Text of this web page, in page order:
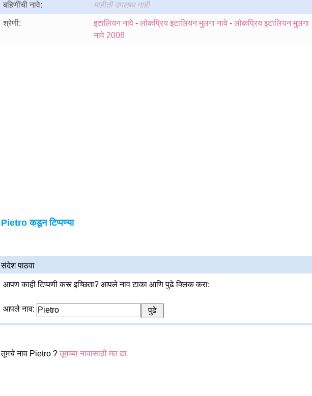
बहिणींची नावे: माहीती उपलब्ध नाही
श्रेणी: इटालियन नावे- लोकप्रिय इटालियन मुलगा नावे- लोकप्रिय इटालियन मुलगा
नावे 2008
Pietro कडून टिप्पण्या
संदेश पाठवा
आपण काही टिप्पणी करू इच्छिता? आपले नाव टाका आणि पुढे क्लिक करा:
आपले नाव:
तूमचे नाव Pietro ? तूमच्या नावासाठी मत द्या.